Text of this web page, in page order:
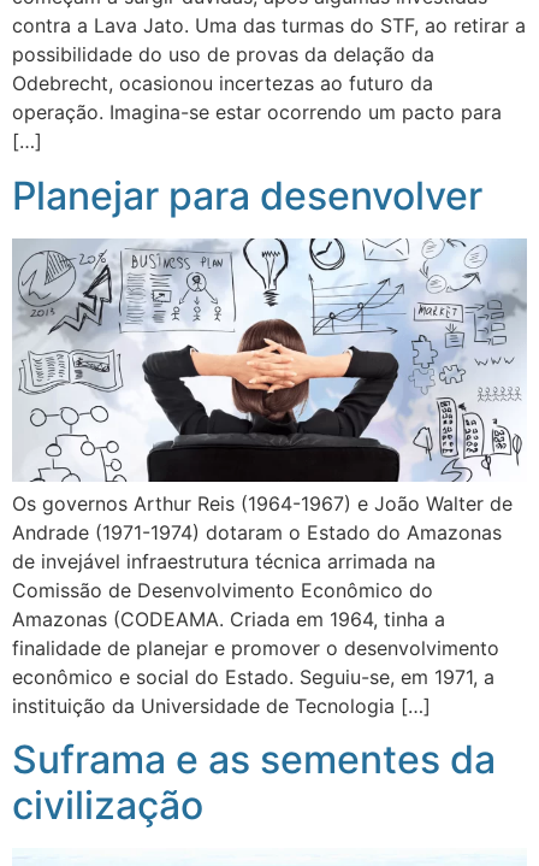
contra a Lava Jato. Uma das turmas do STF, ao retirar a
possibilidade do uso de provas da delação da
Odebrecht, ocasionou incertezas ao futuro da
operação. Imagina-se estar ocorrendo um pacto para
[…]
Planejar para desenvolver
Os governos Arthur Reis (1964-1967) e João Walter de
Andrade (1971-1974) dotaram o Estado do Amazonas
de invejável infraestrutura técnica arrimada na
Comissão de Desenvolvimento Econômico do
Amazonas (CODEAMA. Criada em 1964, tinha a
finalidade de planejar e promover o desenvolvimento
econômico e social do Estado. Seguiu-se, em 1971, a
instituição da Universidade de Tecnologia […]
Suframa e as sementes da
civilização